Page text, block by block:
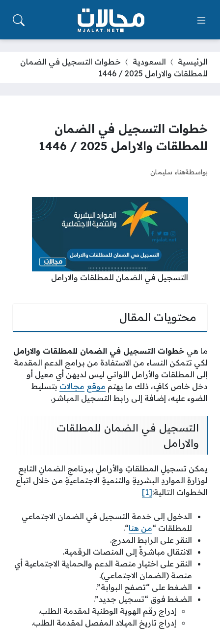
الرئيسية السعودية
خطوات التسجيل في الضمان
للمطلقات والارامل 2025 / 1446
خطوات التسجيل في الضمان
للمطلقات والارامل 2025 / 1446
بواسطةهناء سليمان
التسجيل في الضمان للمطلقات والارامل
محتويات المقال
ما هي خطوات التسجيل في الضمان للمطلقات والارامل
لكي تتمكن النساء من الاستفادة من برامج الدعم المقدمة
إلى المطلقات والأرامل اللواتي ليس لديهن أي معيل أو
دخل خاص كافٍ، ذلك ما يهتم موقع مجالات بتسليط
الضوء عليه، إضافة إلى رابط التسجيل المباشر.
التسجيل في الضمان للمطلقات
والارامل
يمكن تسجيلِ المطلقاتِ والأراملِ ببرنامجِ الضمانِ التابعِ
لوزارةِ المواردِ البشريةِ والتنميةِ الاجتماعيةِ من خلال اتباع
الخطوات التالية:[1]
الدخول إلى خدمة ‏التسجيل في الضمان الاجتماعي
للمطلقات “من هنا“.
النقر على الرابط المدرج.
الانتقال مباشرةً إلى المنصات الرقمية.
النقر على اختيار منصة الدعم والحماية الاجتماعية أي
منصة (الضمان الاجتماعي).
الضغط على “تصفح البوابة”.
الضغط فوق “تسجيل جديد”.
إدراج رقم الهوية الوطنية لمقدمة الطلب.
إدراج تاريخ الميلاد المفصل لمقدمة الطلب.